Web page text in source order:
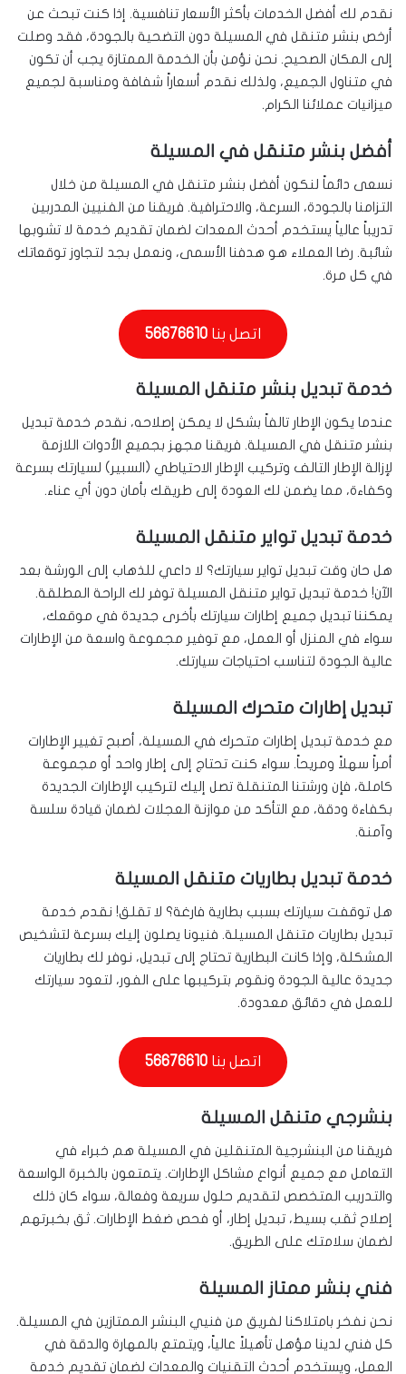
نقدم لك أفضل الخدمات بأكثر الأسعار تنافسية. إذا كنت تبحث عن
أرخص بنشر متنقل في المسيلة دون التضحية بالجودة، فقد وصلت
إلى المكان الصحيح. نحن نؤمن بأن الخدمة الممتازة يجب أن تكون
في متناول الجميع، ولذلك نقدم أسعاراً شفافة ومناسبة لجميع
ميزانيات عملائنا الكرام.
أفضل بنشر متنقل في المسيلة
نسعى دائماً لنكون أفضل بنشر متنقل في المسيلة من خلال
التزامنا بالجودة، السرعة، والاحترافية. فريقنا من الفنيين المدربين
تدريباً عالياً يستخدم أحدث المعدات لضمان تقديم خدمة لا تشوبها
شائبة. رضا العملاء هو هدفنا الأسمى، ونعمل بجد لتجاوز توقعاتك
في كل مرة.
اتصل بنا 56676610
خدمة تبديل بنشر متنقل المسيلة
عندما يكون الإطار تالفاً بشكل لا يمكن إصلاحه، نقدم خدمة تبديل
بنشر متنقل في المسيلة. فريقنا مجهز بجميع الأدوات اللازمة
لإزالة الإطار التالف وتركيب الإطار الاحتياطي (السبير) لسيارتك بسرعة
وكفاءة، مما يضمن لك العودة إلى طريقك بأمان دون أي عناء.
خدمة تبديل تواير متنقل المسيلة
هل حان وقت تبديل تواير سيارتك؟ لا داعي للذهاب إلى الورشة بعد
الآن! خدمة تبديل تواير متنقل المسيلة توفر لك الراحة المطلقة.
يمكننا تبديل جميع إطارات سيارتك بأخرى جديدة في موقعك،
سواء في المنزل أو العمل، مع توفير مجموعة واسعة من الإطارات
عالية الجودة لتناسب احتياجات سيارتك.
تبديل إطارات متحرك المسيلة
مع خدمة تبديل إطارات متحرك في المسيلة، أصبح تغيير الإطارات
أمراً سهلاً ومريحاً. سواء كنت تحتاج إلى إطار واحد أو مجموعة
كاملة، فإن ورشتنا المتنقلة تصل إليك لتركيب الإطارات الجديدة
بكفاءة ودقة، مع التأكد من موازنة العجلات لضمان قيادة سلسة
وآمنة.
خدمة تبديل بطاريات متنقل المسيلة
هل توقفت سيارتك بسبب بطارية فارغة؟ لا تقلق! نقدم خدمة
تبديل بطاريات متنقل المسيلة. فنيونا يصلون إليك بسرعة لتشخيص
المشكلة، وإذا كانت البطارية تحتاج إلى تبديل، نوفر لك بطاريات
جديدة عالية الجودة ونقوم بتركيبها على الفور، لتعود سيارتك
للعمل في دقائق معدودة.
اتصل بنا 56676610
بنشرجي متنقل المسيلة
فريقنا من البنشرجية المتنقلين في المسيلة هم خبراء في
التعامل مع جميع أنواع مشاكل الإطارات. يتمتعون بالخبرة الواسعة
والتدريب المتخصص لتقديم حلول سريعة وفعالة، سواء كان ذلك
إصلاح ثقب بسيط، تبديل إطار، أو فحص ضغط الإطارات. ثق بخبرتهم
لضمان سلامتك على الطريق.
فني بنشر ممتاز المسيلة
نحن نفخر بامتلاكنا لفريق من فنيي البنشر الممتازين في المسيلة.
كل فني لدينا مؤهل تأهيلاً عالياً، ويتمتع بالمهارة والدقة في
العمل، ويستخدم أحدث التقنيات والمعدات لضمان تقديم خدمة